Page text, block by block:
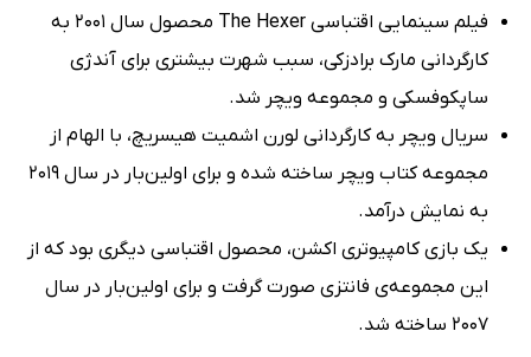
فیلم سینمایی اقتباسی The Hexer محصول سال 2001 به
کارگردانی مارک برادزکی، سبب شهرت بیشتری برای آندژی
ساپکوفسکی و مجموعه ویچر شد.
سریال ویچر به کارگردانی لورن اشمیت هیسریچ، با الهام از
مجموعه کتاب ویچر ساخته شده و برای اولین‌بار در سال 2019
به نمایش درآمد.
یک بازی کامپیوتری اکشن، محصول اقتباسی دیگری بود که از
این مجموعه‌ی فانتزی صورت گرفت و برای اولین‌بار در سال
2007 ساخته شد.